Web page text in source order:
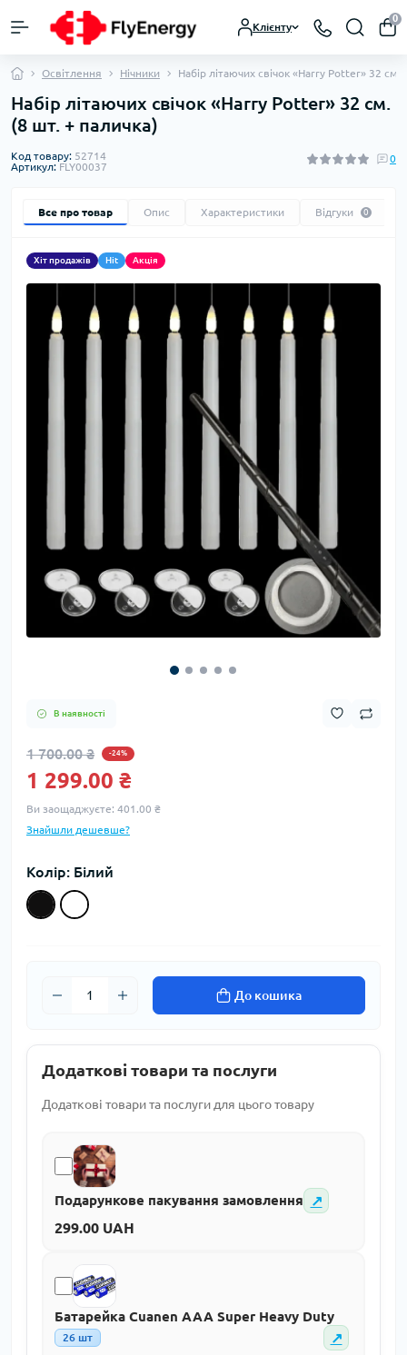
Клієнту
0
Освітлення Нічники Набір літаючих свічок «Harry Potter» 32 см.
Набір літаючих свічок «Harry Potter» 32 см.
(8 шт. + паличка)
Код товару: 52714
Артикул: FLY00037
0
Все про товар Опис Характеристики Відгуки 0
Хіт продажів Hit Акція
В наявності
1 700.00 ₴ -24%
1 299.00 ₴
Ви заощаджуєте: 401.00 ₴
Знайшли дешевше?
Колір: Білий
До кошика
Додаткові товари та послуги
Додаткові товари та послуги для цього товару
Подарункове пакування замовлення
↗
299.00 UAH
Батарейка Cuanen AAA Super Heavy Duty
26 шт
↗